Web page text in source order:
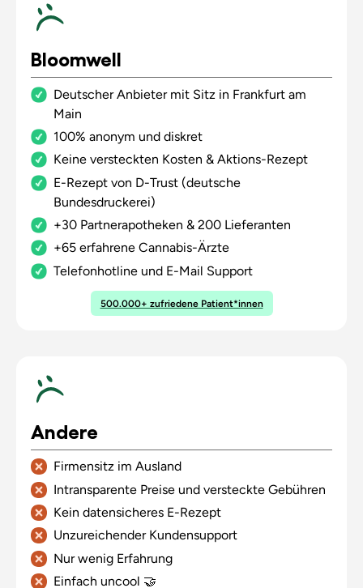
Bloomwell
Deutscher Anbieter mit Sitz in Frankfurt am
Main
100% anonym und diskret
Keine versteckten Kosten & Aktions-Rezept
E-Rezept von D-Trust (deutsche
Bundesdruckerei)
+30 Partnerapotheken & 200 Lieferanten
+65 erfahrene Cannabis-Ärzte
Telefonhotline und E-Mail Support
500.000+ zufriedene Patient*innen
Andere
Firmensitz im Ausland
Intransparente Preise und versteckte Gebühren
Kein datensicheres E-Rezept
Unzureichender Kundensupport
Nur wenig Erfahrung
Einfach uncool 🤝